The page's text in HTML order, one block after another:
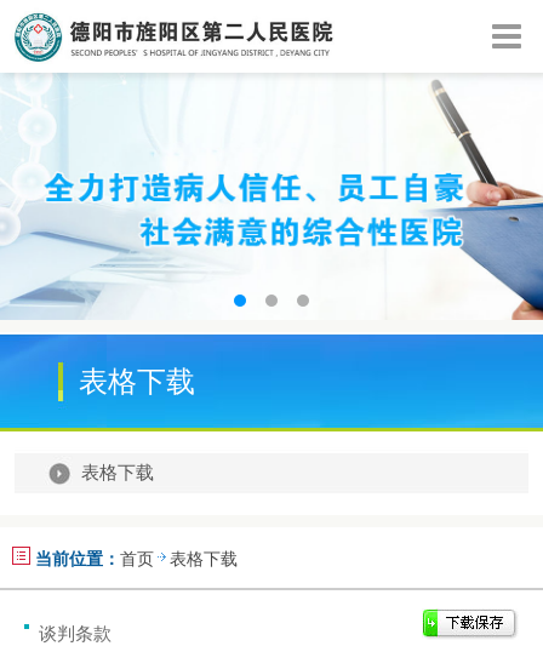
表格下载
表格下载
当前位置： 首页 表格下载
谈判条款